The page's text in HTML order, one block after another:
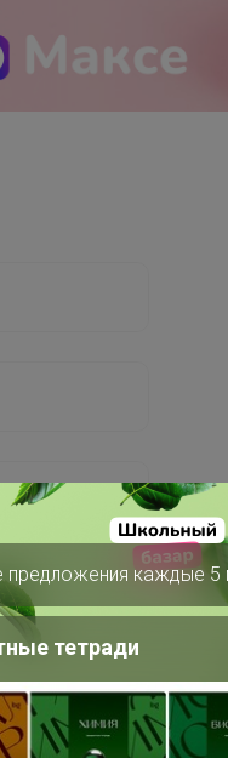
200+
предложения каждые 5
тетради